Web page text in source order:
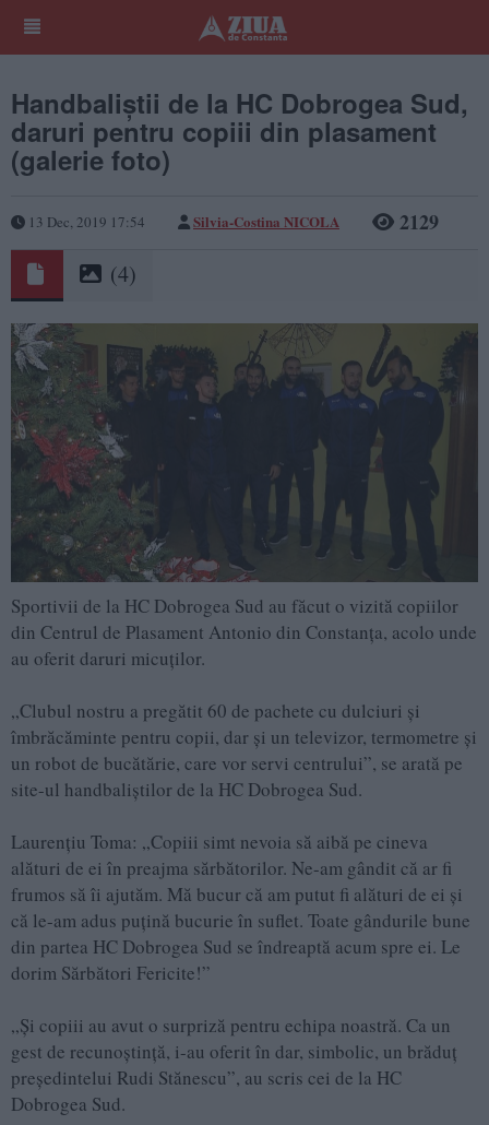
Handbaliștii de la HC Dobrogea Sud,
daruri pentru copiii din plasament
(galerie foto)
13 Dec, 2019 17:54 Silvia-Costina NICOLA 2129
(4)
Sportivii de la HC Dobrogea Sud au făcut o vizită copiilor
din Centrul de Plasament Antonio din Constanța, acolo unde
au oferit daruri micuților.
„Clubul nostru a pregătit 60 de pachete cu dulciuri și
îmbrăcăminte pentru copii, dar și un televizor, termometre și
un robot de bucătărie, care vor servi centrului”, se arată pe
site-ul handbaliștilor de la HC Dobrogea Sud.
Laurențiu Toma: „Copiii simt nevoia să aibă pe cineva
alături de ei în preajma sărbătorilor. Ne-am gândit că ar fi
frumos să îi ajutăm. Mă bucur că am putut fi alături de ei și
că le-am adus puțină bucurie în suflet. Toate gândurile bune
din partea HC Dobrogea Sud se îndreaptă acum spre ei. Le
dorim Sărbători Fericite!”
„Și copiii au avut o surpriză pentru echipa noastră. Ca un
gest de recunoștință, i-au oferit în dar, simbolic, un brăduț
președintelui Rudi Stănescu”, au scris cei de la HC
Dobrogea Sud.